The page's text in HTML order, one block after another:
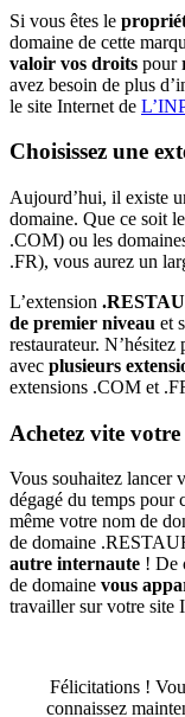
Si vous êtes le
domaine de cette
valoir vos droits pour
avez besoin de plus
le site Internet de
Choisissez une
Aujourd’hui, il existe
domaine. Que ce soit
.COM) ou les
.FR), vous aurez un
L’extension
de premier niveau et
restaurateur. N’hésitez
avec plusieurs
extensions .COM et
Achetez vite
Vous souhaitez lancer
dégagé du temps pour
même votre nom de
de domaine
autre internaute ! De
de domaine vous
travailler sur votre site
Félicitations !
connaissez